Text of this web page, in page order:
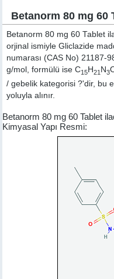
Betanorm 80 mg 60
Betanorm 80 mg 60 Tablet
orjinal ismiyleGliclazide
numarası (CAS No) 21187-
g/mol, formülü ise C15H21 N3
/ gebelik kategorisi ?'dir, bu
yoluyla alınır.
Betanorm 80 mg 60 Tablet
Kimyasal Yapı Resmi: